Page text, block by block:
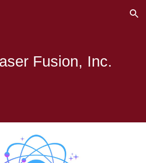
Skip to navigation
Fusion, Inc.